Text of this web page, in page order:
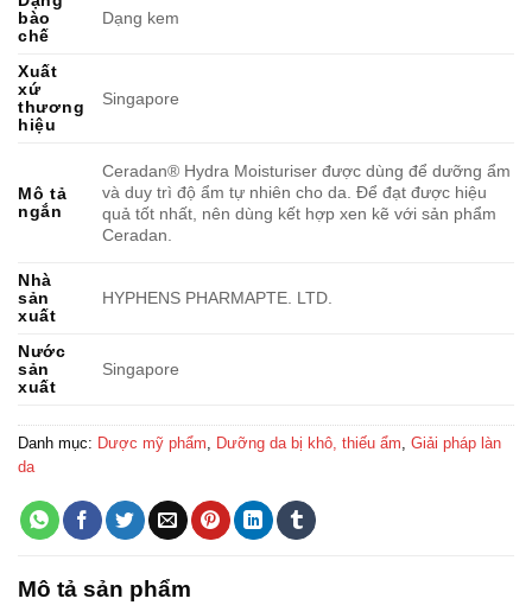
bào
chế
Dạng kem
Xuất
xứ
thương
hiệu
Singapore
Mô tả
ngắn
Ceradan® Hydra Moisturiser được dùng để dưỡng ẩm
và duy trì độ ẩm tự nhiên cho da. Để đạt được hiệu
quả tốt nhất, nên dùng kết hợp xen kẽ với sản phẩm
Ceradan.
Nhà
sản
xuất
HYPHENS PHARMAPTE. LTD.
Nước
sản
xuất
Singapore
Danh mục: Dược mỹ phẩm, Dưỡng da bị khô, thiếu ẩm, Giải pháp làn
da
Mô tả sản phẩm